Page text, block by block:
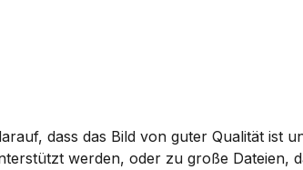
dass das Bild von guter Qualität ist
werden, oder zu große Dateien,